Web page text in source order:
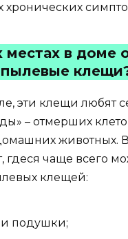
хронических
местах в доме
пылевые
эти клещи любят
– отмерших
животных.
гдеся чаще всего
клещей:
подушки;